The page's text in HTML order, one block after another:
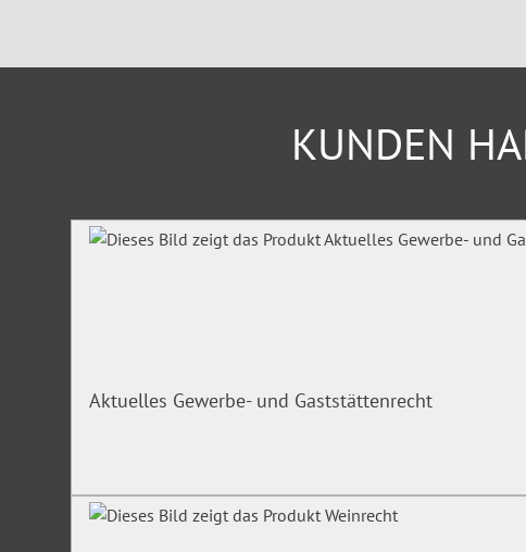
KUNDEN
Produktgalerie überspringen
Aktuelles Gewerbe- und Gaststättenrecht